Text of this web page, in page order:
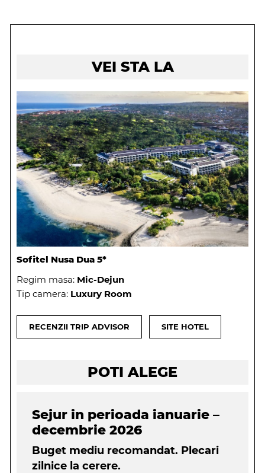
VEI STA LA
Sofitel Nusa Dua 5*
Regim masa: Mic-Dejun
Tip camera: Luxury Room
RECENZII TRIP ADVISOR SITE HOTEL
POTI ALEGE
Sejur in perioada ianuarie –
decembrie 2026
Buget mediu recomandat. Plecari
zilnice la cerere.